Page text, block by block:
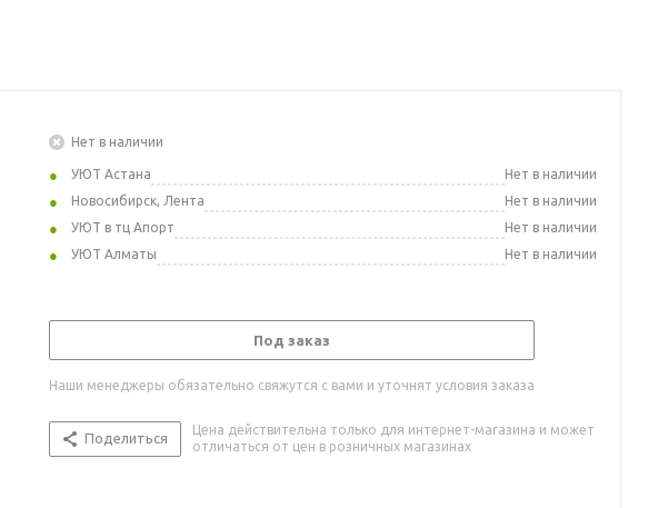
Нет в наличии
УЮТ Астана
Нет в наличии
Новосибирск, Лента
Нет в наличии
УЮТ в тц Апорт
Нет в наличии
УЮТ Алматы
Нет в наличии
Под заказ
Наши менеджеры обязательно свяжутся с вами и уточнят условия заказа
Поделиться
Цена действительна только для интернет-магазина и может
отличаться от цен в розничных магазинах